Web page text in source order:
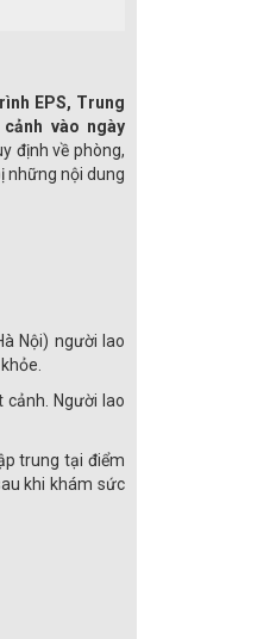
EPS, Trung
vào ngày
định về phòng,
những nội dung
Nội) người lao
cảnh. Người lao
trung tại điểm
khi khám sức